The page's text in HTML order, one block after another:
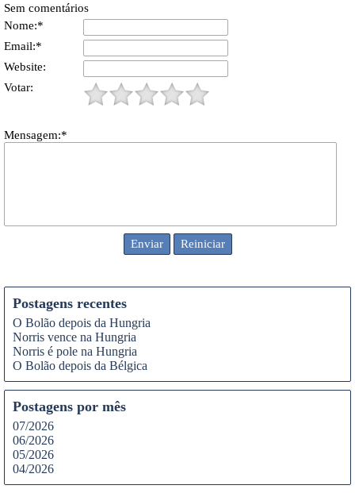
Sem comentários
Nome:*
Email:*
Website:
Votar:
Mensagem:*
Postagens recentes
O Bolão depois da Hungria
Norris vence na Hungria
Norris é pole na Hungria
O Bolão depois da Bélgica
Postagens por mês
07/2026
06/2026
05/2026
04/2026